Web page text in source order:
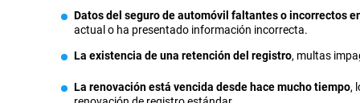
Datos del seguro de automóvil faltantes o incorrectos
actual o ha presentado información incorrecta.
La existencia de una retención del registro, multas
La renovación está vencida desde hace mucho tiempo,